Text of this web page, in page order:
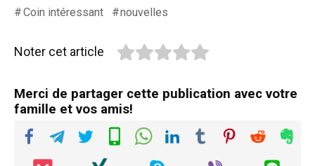
Coin intéressant nouvelles
Noter cet article
Merci de partager cette publication avec votre
famille et vos amis!